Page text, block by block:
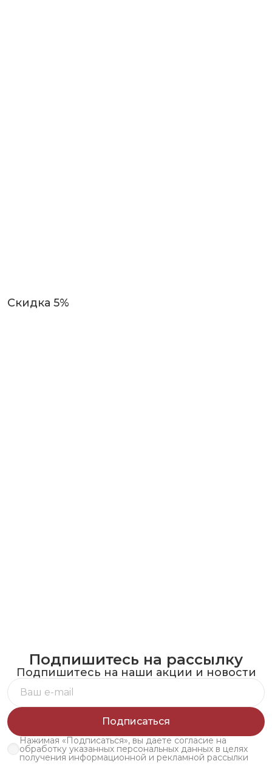
Скидка 5%
Подпишитесь на рассылку
Подпишитесь на наши акции и новости
Подписаться
Нажимая «Подписаться», вы даете согласие на
обработку указанных персональных данных в целях
получения информационной и рекламной рассылки